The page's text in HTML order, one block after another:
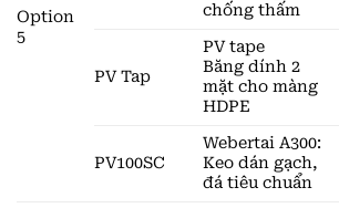
Option
5
chống thấm
PV Tap
PV tape
Băng dính 2
mặt cho màng
HDPE
PV100SC
Webertai A300:
Keo dán gạch,
đá tiêu chuẩn